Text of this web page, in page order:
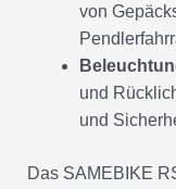
von
und
und
Das SAMEBIKE